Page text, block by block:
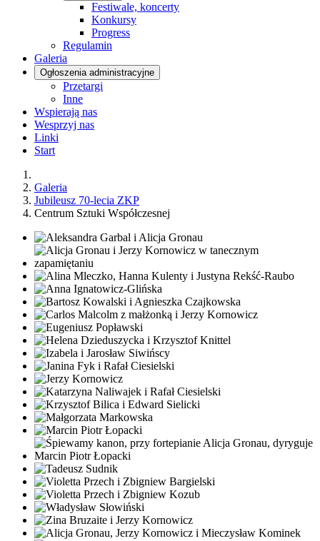
Festiwale, koncerty
Konkursy
Progress
Regulamin
Galeria
Ogłoszenia administracyjne
Przetargi
Inne
Wspierają nas
Wesprzyj nas
Linki
Start
Galeria
Jubileusz 70-lecia ZKP
Centrum Sztuki Współczesnej